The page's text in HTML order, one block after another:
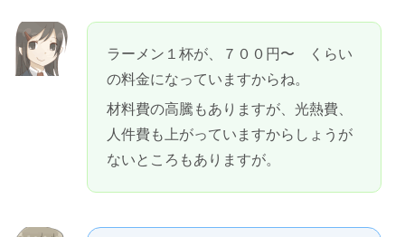
ラーメン１杯が、７００円〜 くらい
の料金になっていますからね。
材料費の高騰もありますが、光熱費、
人件費も上がっていますからしょうが
ないところもありますが。